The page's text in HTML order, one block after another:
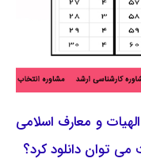
و معارف اسلامی
توان دانلود کرد؟